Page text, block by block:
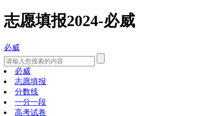
志愿填报2024-必威
必威
必威
志愿填报
分数线
一分一段
高考试卷